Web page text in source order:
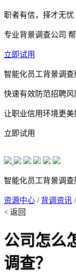
职者有信，择才无忧
专业背景调查公司
立即试用
智能化员工背景调查
快速有效防范招聘风
让职业信用环境更美
立即试用
智能化员工背景调查
资源中心 / 背调资讯 /
< 返回
公司怎么
调查？